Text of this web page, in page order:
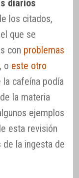
diarios
los citados,
que se
con problemas
, o este otro
la cafeína podía
la materia
ejemplos
esta revisión
la ingesta de